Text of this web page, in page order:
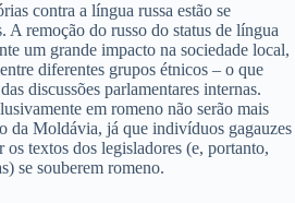
contra a língua russa estão se
A remoção do russo do status de língua
um grande impacto na sociedade local,
diferentes grupos étnicos – o que
discussões parlamentares internas.
em romeno não serão mais
da Moldávia, já que indivíduos gagauzes
os textos dos legisladores (e, portanto,
se souberem romeno.